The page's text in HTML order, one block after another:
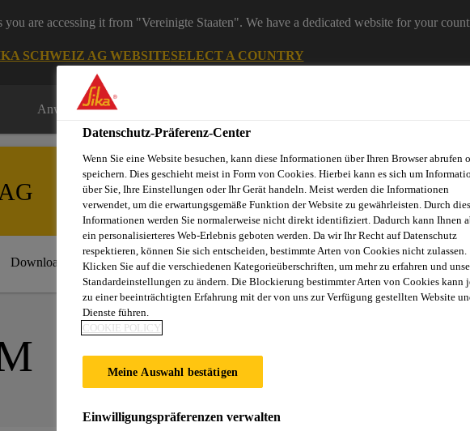
are accessing it from "Vereinigte Staaten". We have a dedicated website for your
SCHWEIZ AG WEBSITESELECT A COUNTRY
Anwendungsbereiche
Download Center Dienstleistungen News Sika Brands Ansprechpartner
Datenschutz-Präferenz-Center
Wenn Sie eine Website besuchen, kann diese Informationen über Ihren Browser abrufen
speichern. Dies geschieht meist in Form von Cookies. Hierbei kann es sich um
über Sie, Ihre Einstellungen oder Ihr Gerät handeln. Meist werden die Informationen
verwendet, um die erwartungsgemäße Funktion der Website zu gewährleisten. Durch
Informationen werden Sie normalerweise nicht direkt identifiziert. Dadurch kann Ihnen
ein personalisierteres Web-Erlebnis geboten werden. Da wir Ihr Recht auf Datenschutz
respektieren, können Sie sich entscheiden, bestimmte Arten von Cookies nicht zulassen.
Klicken Sie auf die verschiedenen Kategorieüberschriften, um mehr zu erfahren und
Standardeinstellungen zu ändern. Die Blockierung bestimmter Arten von Cookies kann
zu einer beeinträchtigten Erfahrung mit der von uns zur Verfügung gestellten Website
Dienste führen.
COOKIE POLICY
Meine Auswahl bestätigen
Einwilligungspräferenzen verwalten